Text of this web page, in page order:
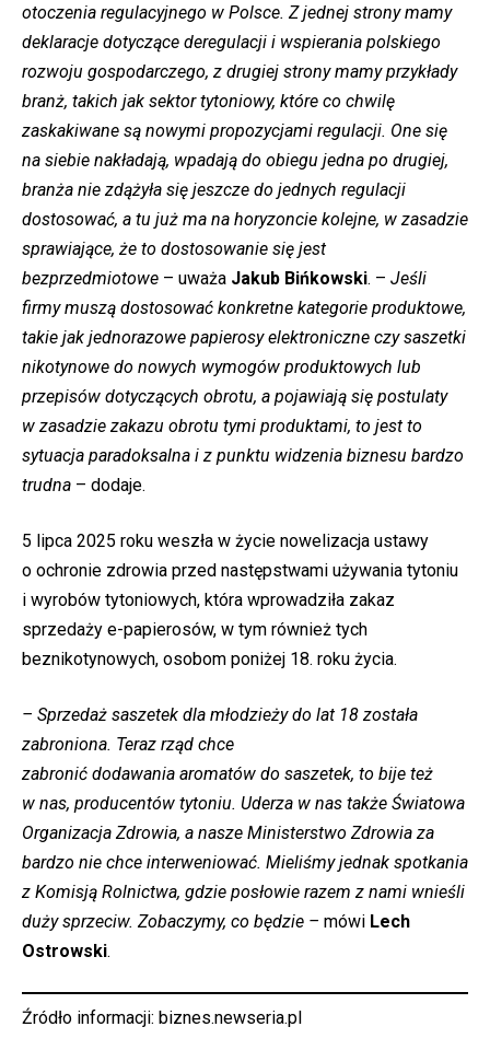
otoczenia regulacyjnego w Polsce. Z jednej strony mamy
deklaracje dotyczące deregulacji i wspierania polskiego
rozwoju gospodarczego, z drugiej strony mamy przykłady
branż, takich jak sektor tytoniowy, które co chwilę
zaskakiwane są nowymi propozycjami regulacji. One się
na siebie nakładają, wpadają do obiegu jedna po drugiej,
branża nie zdążyła się jeszcze do jednych regulacji
dostosować, a tu już ma na horyzoncie kolejne, w zasadzie
sprawiające, że to dostosowanie się jest
bezprzedmiotowe – uważa Jakub Bińkowski. – Jeśli
firmy muszą dostosować konkretne kategorie produktowe,
takie jak jednorazowe papierosy elektroniczne czy saszetki
nikotynowe do nowych wymogów produktowych lub
przepisów dotyczących obrotu, a pojawiają się postulaty
w zasadzie zakazu obrotu tymi produktami, to jest to
sytuacja paradoksalna i z punktu widzenia biznesu bardzo
trudna – dodaje.
5 lipca 2025 roku weszła w życie nowelizacja ustawy
o ochronie zdrowia przed następstwami używania tytoniu
i wyrobów tytoniowych, która wprowadziła zakaz
sprzedaży e-papierosów, w tym również tych
beznikotynowych, osobom poniżej 18. roku życia.
– Sprzedaż saszetek dla młodzieży do lat 18 została
zabroniona. Teraz rząd chce
zabronić dodawania aromatów do saszetek, to bije też
w nas, producentów tytoniu. Uderza w nas także Światowa
Organizacja Zdrowia, a nasze Ministerstwo Zdrowia za
bardzo nie chce interweniować. Mieliśmy jednak spotkania
z Komisją Rolnictwa, gdzie posłowie razem z nami wnieśli
duży sprzeciw. Zobaczymy, co będzie – mówi Lech
Ostrowski.
Źródło informacji: biznes.newseria.pl